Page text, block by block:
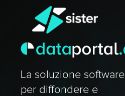
content
La soluzione software
per diffondere e